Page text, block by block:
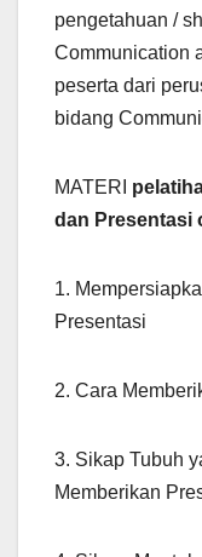
pengetahuan /
Communication
peserta dari
bidang
MATERI
dan Presentasi
1.
Presentasi
2. Cara
3. Sikap Tubuh
Memberikan